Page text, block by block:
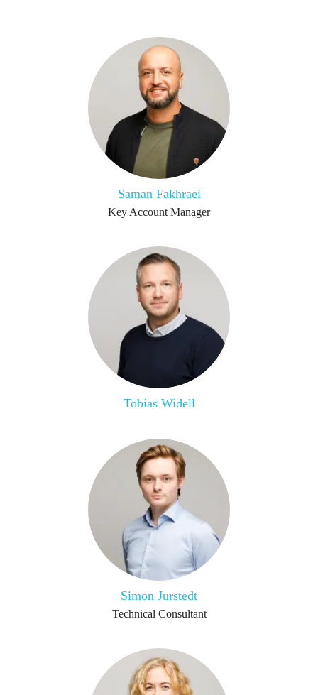
Saman Fakhraei
Key Account Manager
Tobias Widell
Simon Jurstedt
Technical Consultant